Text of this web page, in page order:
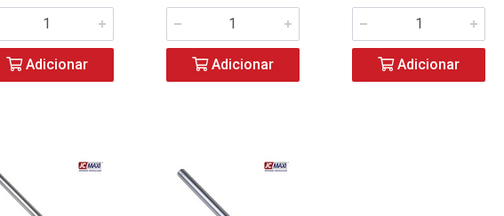
Adicionar Adicionar Adicionar